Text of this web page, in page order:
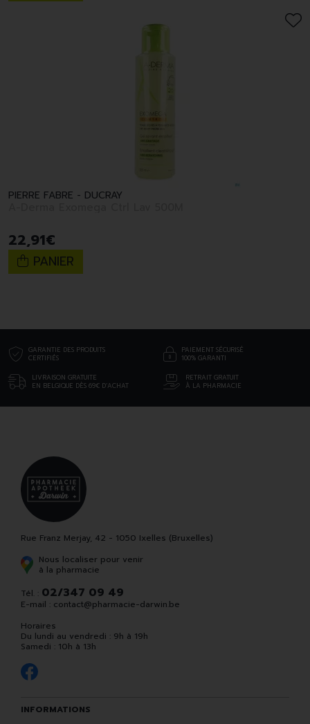
PIERRE FABRE - DUCRAY
22,91€
PANIER
GARANTIE DES PRODUITS
CERTIFIÉS
PAIEMENT SÉCURISÉ
100% GARANTI
LIVRAISON GRATUITE
EN BELGIQUE DÈS 69€ D’ACHAT
RETRAIT GRATUIT
À LA PHARMACIE
Rue Franz Merjay, 42 - 1050 Ixelles (Bruxelles)
Nous localiser pour venir
à la pharmacie
Tél. : 02/347 09 49
E-mail : contact@pharmacie-darwin.be
Horaires
Du lundi au vendredi : 9h à 19h
Samedi : 10h à 13h
INFORMATIONS